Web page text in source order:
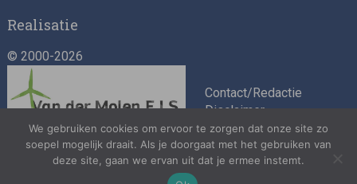
Realisatie
© 2000-2026
Contact/Redactie
Disclaimer
Algemene
voorwaarden
Privacybeleid
We gebruiken cookies om ervoor te zorgen dat onze site zo
soepel mogelijk draait. Als je doorgaat met het gebruiken van
deze site, gaan we ervan uit dat je ermee instemt.